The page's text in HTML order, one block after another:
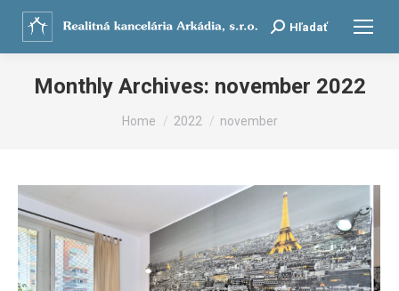
Search:
Hľadať
Monthly Archives: november 2022
Home 2022 november